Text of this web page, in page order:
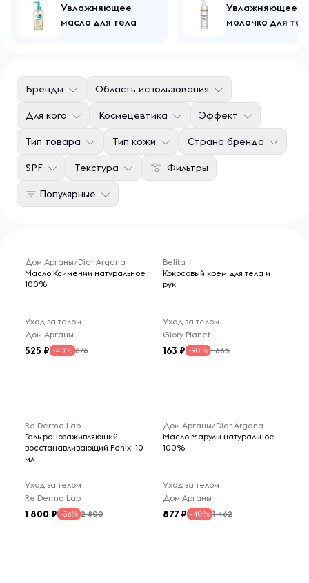
Увлажняющее
масло для тела
Увлажняющее
молочко для
Фильтры
Бренды Область использования
Для кого Космецевтика Эффект
Тип товара Тип кожи Страна бренда
SPF Текстура
Популярные
Дом Арганы/Diar Argana
Масло Ксимении натуральное
100%
Уход за телом
Дом Арганы
525 -40% 876
Belita
Кокосовый крем для тела и
рук
Уход за телом
Glory Planet
163 -90% 1 665
Re Derma Lab
Гель ранозаживляющий
восстанавливающий Fenix, 10
мл
Уход за телом
Re Derma Lab
1 800 -36% 2 800
Дом Арганы/Diar Argana
Масло Марулы натуральное
100%
Уход за телом
Дом Арганы
877 -40% 1 462